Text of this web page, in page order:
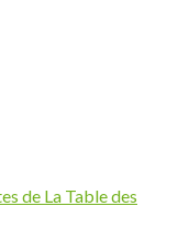
de La Table des